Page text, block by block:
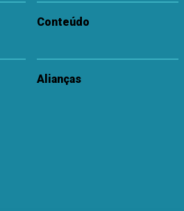
Conteúdo
Alianças